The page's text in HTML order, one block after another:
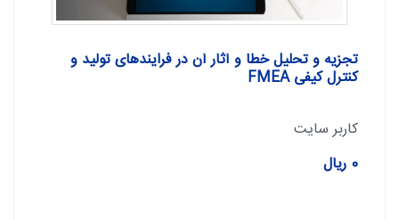
تجزیه و تحلیل خطا و آثار آن در فرایندهای تولید و
کنترل کیفی FMEA
کاربر سایت
0 ریال